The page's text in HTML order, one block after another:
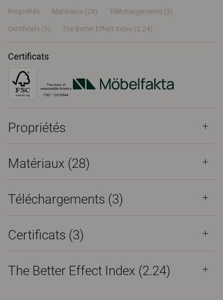
Propriétés Matériaux (28) Téléchargements (3)
Certificats (3) The Better Effect Index (2.24)
Certificats
Propriétés
Matériaux (28)
Téléchargements (3)
Certificats (3)
The Better Effect Index (2.24)